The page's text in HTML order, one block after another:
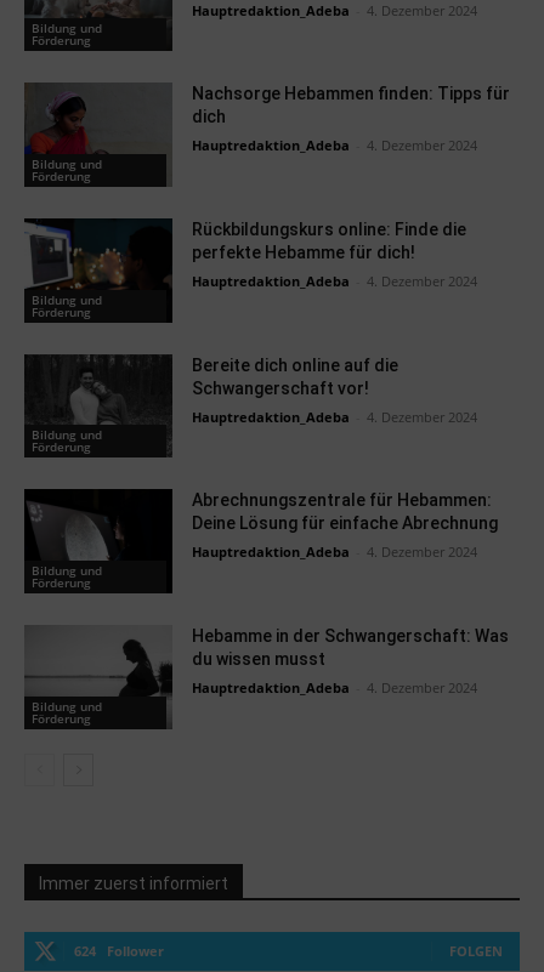
Bildung und
Förderung
Hauptredaktion_Adeba 4. Dezember 2024
Bildung und
Förderung
Nachsorge Hebammen finden: Tipps für
dich
Hauptredaktion_Adeba 4. Dezember 2024
Bildung und
Förderung
Rückbildungskurs online: Finde die
perfekte Hebamme für dich!
Hauptredaktion_Adeba 4. Dezember 2024
Bildung und
Förderung
Bereite dich online auf die
Schwangerschaft vor!
Hauptredaktion_Adeba 4. Dezember 2024
Bildung und
Förderung
Abrechnungszentrale für Hebammen:
Deine Lösung für einfache Abrechnung
Hauptredaktion_Adeba 4. Dezember 2024
Bildung und
Förderung
Hebamme in der Schwangerschaft: Was
du wissen musst
Hauptredaktion_Adeba 4. Dezember 2024
Immer zuerst informiert
624 Follower FOLGEN